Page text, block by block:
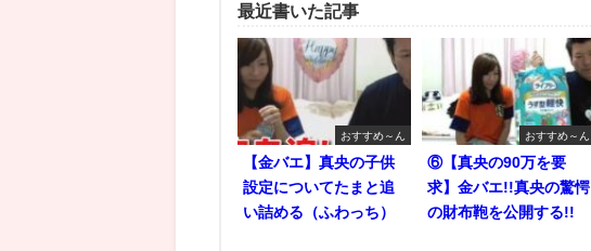
最近書いた記事
おすすめ～ん
【金バエ】真央の子供
設定についてたまと追
い詰める（ふわっち）
おすすめ～ん
⑥【真央の90万を要
求】金バエ!!真央の驚愕
の財布鞄を公開する!!